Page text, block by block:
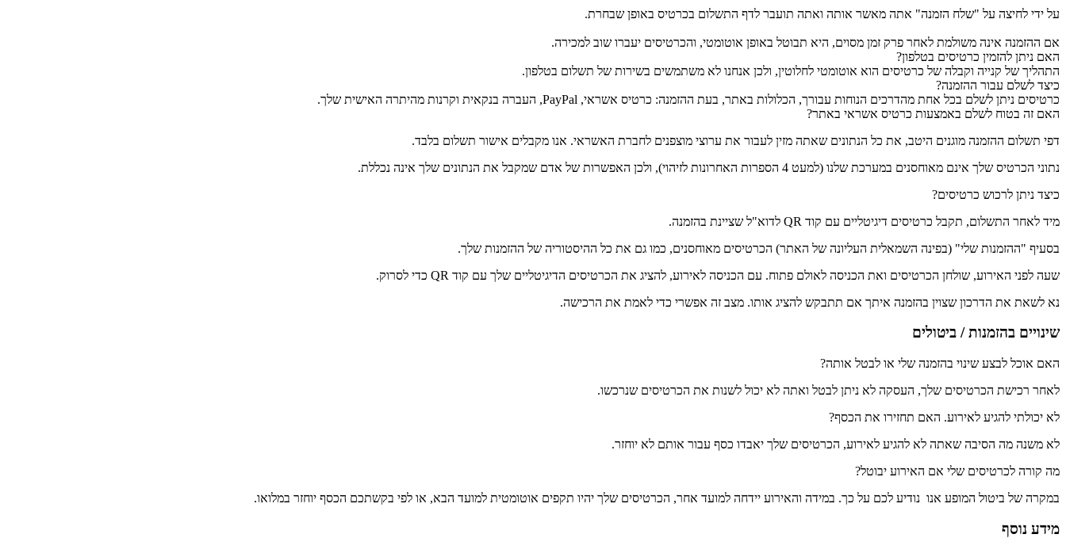
על ידי לחיצה על "שלח הזמנה" אתה מאשר אותה ואתה תועבר לדף התשלום בכרטיס באופן שבחרת.
אם ההזמנה אינה משולמת לאחר פרק זמן מסוים, היא תבוטל באופן אוטומטי, והכרטיסים יעברו שוב למכירה.
האם ניתן להזמין כרטיסים בטלפון?
התהליך של קנייה וקבלה של כרטיסים הוא אוטומטי לחלוטין, ולכן אנחנו לא משתמשים בשירות של תשלום בטלפון.
כיצד לשלם עבור ההזמנה?
כרטיסים ניתן לשלם בכל אחת מהדרכים הנוחות עבורך, הכלולות באתר, בעת ההזמנה: כרטיס אשראי, PayPal, העברה בנקאית וקרנות מהיתרה האישית שלך.
האם זה בטוח לשלם באמצעות כרטיס אשראי באתר?
דפי תשלום ההזמנה מוגנים היטב, את כל הנתונים שאתה מזין לעבור את ערוצי מוצפנים לחברת האשראי. אנו מקבלים אישור תשלום בלבד.
נתוני הכרטיס שלך אינם מאוחסנים במערכת שלנו (למעט 4 הספרות האחרונות לזיהוי), ולכן האפשרות של אדם שמקבל את הנתונים שלך אינה נכללת.
כיצד ניתן לרכוש כרטיסים?
מיד לאחר התשלום, תקבל כרטיסים דיגיטליים עם קוד QR לדוא"ל שציינת בהזמנה.
בסעיף "ההזמנות שלי" (בפינה השמאלית העליונה של האתר) הכרטיסים מאוחסנים, כמו גם את כל ההיסטוריה של ההזמנות שלך.
שעה לפני האירוע, שולחן הכרטיסים ואת הכניסה לאולם פתוח. עם הכניסה לאירוע, להציג את הכרטיסים הדיגיטליים שלך עם קוד QR כדי לסרוק.
נא לשאת את הדרכון שצוין בהזמנה איתך אם תתבקש להציג אותו. מצב זה אפשרי כדי לאמת את הרכישה.
שינויים בהזמנות / ביטולים
האם אוכל לבצע שינוי בהזמנה שלי או לבטל אותה?
לאחר רכישת הכרטיסים שלך, העסקה לא ניתן לבטל ואתה לא יכול לשנות את הכרטיסים שנרכשו.
לא יכולתי להגיע לאירוע. האם תחזירו את הכסף?
לא משנה מה הסיבה שאתה לא להגיע לאירוע, הכרטיסים שלך יאבדו כסף עבור אותם לא יוחזר.
מה קורה לכרטיסים שלי אם האירוע יבוטל?
במקרה של ביטול המופע אנו נודיע לכם על כך. במידה והאירוע יידחה למועד אחר, הכרטיסים שלך יהיו תקפים אוטומטית למועד הבא, או לפי בקשתכם הכסף יוחזר במלואו.
מידע נוסף